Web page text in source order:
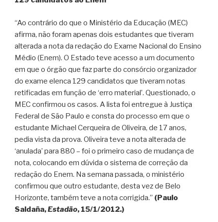
“Ao contrário do que o Ministério da Educação (MEC)
afirma, não foram apenas dois estudantes que tiveram
alterada a nota da redação do Exame Nacional do Ensino
Médio (Enem). O Estado teve acesso a um documento
em que o órgão que faz parte do consórcio organizador
do exame elenca 129 candidatos que tiveram notas
retificadas em função de ‘erro material’. Questionado, o
MEC confirmou os casos. A lista foi entregue à Justiça
Federal de São Paulo e consta do processo em que o
estudante Michael Cerqueira de Oliveira, de 17 anos,
pedia vista da prova. Oliveira teve a nota alterada de
‘anulada’ para 880 – foi o primeiro caso de mudança de
nota, colocando em dúvida o sistema de correção da
redação do Enem. Na semana passada, o ministério
confirmou que outro estudante, desta vez de Belo
Horizonte, também teve a nota corrigida.” (Paulo
Saldaña,Estadão, 15/1/2012.)